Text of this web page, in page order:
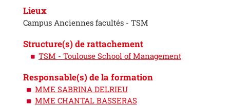
Lieux
Campus Anciennes facultés - TSM
Structure(s) de rattachement
TSM - Toulouse School of Management
Responsable(s) de la formation
MME SABRINA DELRIEU
MME CHANTAL BASSERAS